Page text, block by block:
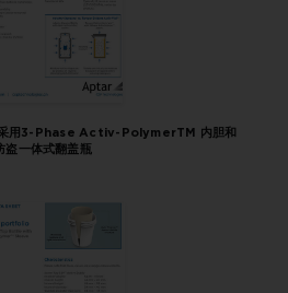
采用3-Phase Activ-PolymerTM 内胆和
盗一体式翻盖瓶